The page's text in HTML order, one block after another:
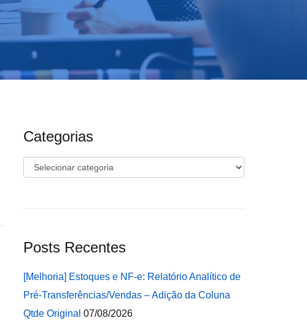
Categorias
Categorias
Posts Recentes
[Melhoria] Estoques e NF-e: Relatório Analítico de
Pré-Transferências/Vendas – Adição da Coluna
Qtde Original 07/08/2026